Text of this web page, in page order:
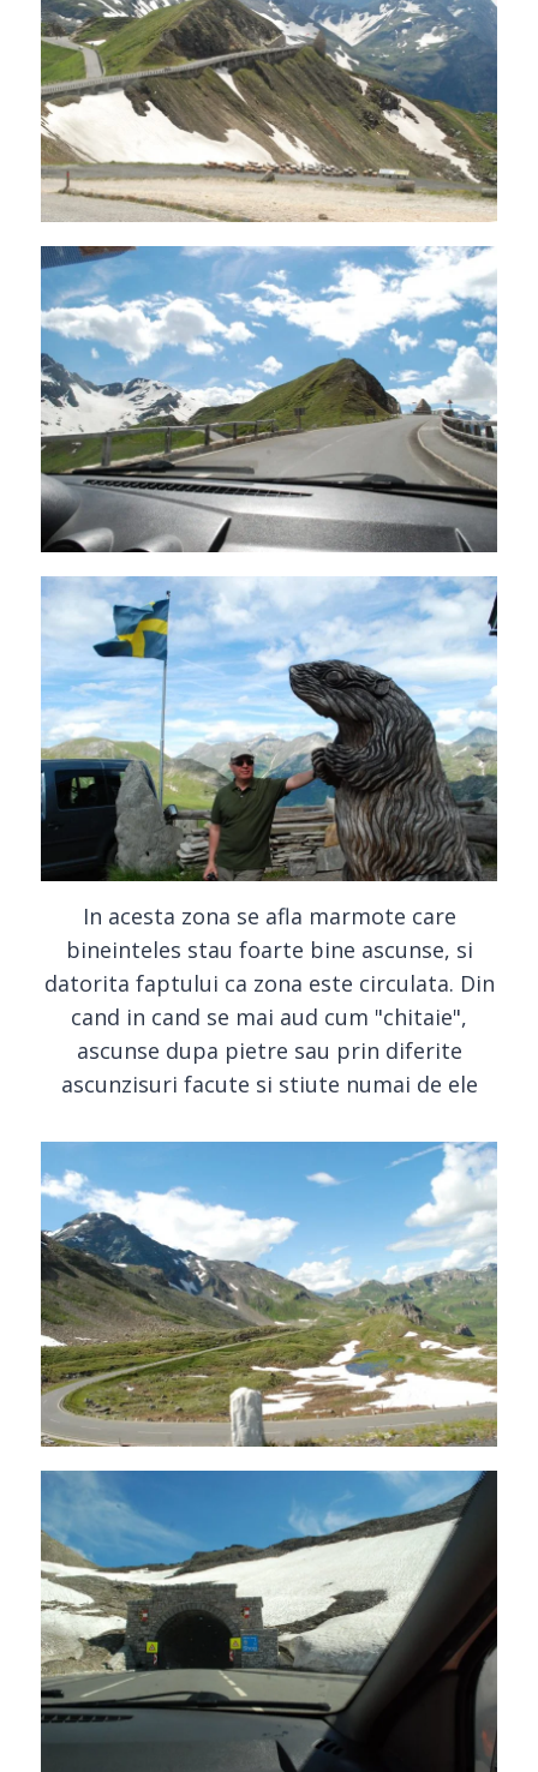
In acesta zona se afla marmote care
bineinteles stau foarte bine ascunse, si
datorita faptului ca zona este circulata. Din
cand in cand se mai aud cum "chitaie",
ascunse dupa pietre sau prin diferite
ascunzisuri facute si stiute numai de ele